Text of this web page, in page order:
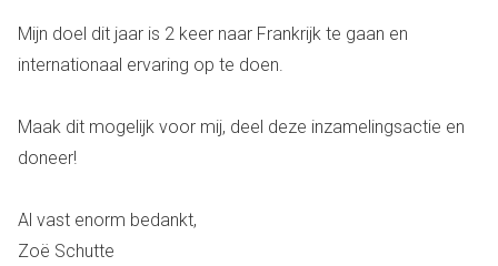
Mijn doel dit jaar is 2 keer naar Frankrijk te gaan en
internationaal ervaring op te doen.
Maak dit mogelijk voor mij, deel deze inzamelingsactie en
doneer!
Al vast enorm bedankt,
Zoë Schutte